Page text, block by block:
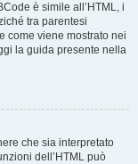
è simile all’HTML, i
tra parentesi
come viene mostrato nei
la guida presente nella
che sia interpretato
dell’HTML può